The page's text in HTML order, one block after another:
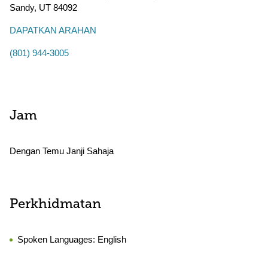
Sandy, UT 84092
DAPATKAN ARAHAN
(801) 944-3005
Jam
Dengan Temu Janji Sahaja
Perkhidmatan
Spoken Languages: English